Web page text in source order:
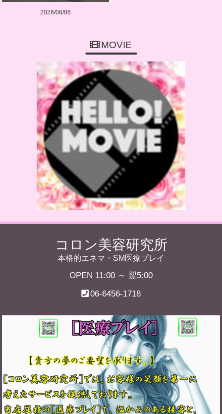
2026/08/06
MOVIE
コロン美容研究所
本格的エネマ・SM医療プレイ
OPEN 11:00 ～ 翌5:00
06-6456-1718